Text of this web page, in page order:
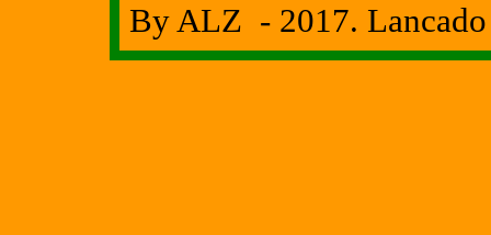
By ALZ - 2017. Lancado